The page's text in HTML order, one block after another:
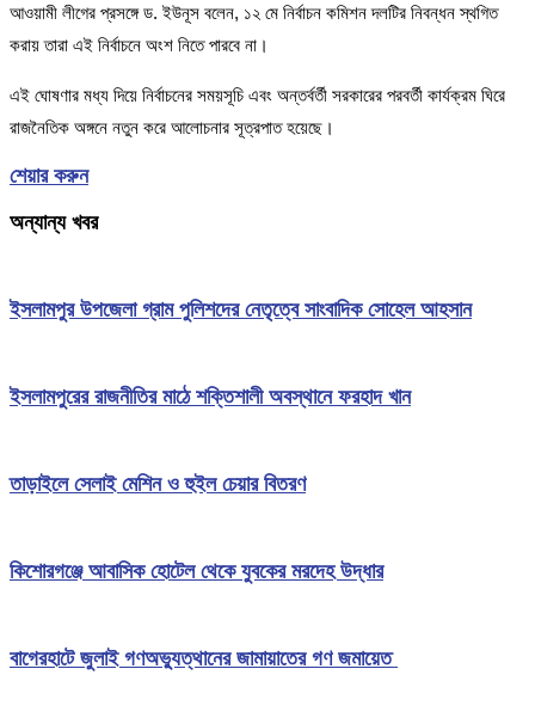
আওয়ামী লীগের প্রসঙ্গে ড. ইউনূস বলেন, ১২ মে নির্বাচন কমিশন দলটির নিবন্ধন স্থগিত
করায় তারা এই নির্বাচনে অংশ নিতে পারবে না।
এই ঘোষণার মধ্য দিয়ে নির্বাচনের সময়সূচি এবং অন্তর্বর্তী সরকারের পরবর্তী কার্যক্রম ঘিরে
রাজনৈতিক অঙ্গনে নতুন করে আলোচনার সূত্রপাত হয়েছে।
শেয়ার করুন
অন্যান্য খবর
ইসলামপুর উপজেলা গ্রাম পুলিশদের নেতৃত্বে সাংবাদিক সোহেল আহসান
ইসলামপুরের রাজনীতির মাঠে শক্তিশালী অবস্থানে ফরহাদ খান
তাড়াইলে সেলাই মেশিন ও হুইল চেয়ার বিতরণ
কিশোরগঞ্জে আবাসিক হোটেল থেকে যুবকের মরদেহ উদ্ধার
বাগেরহাটে জুলাই গণঅভ্যুত্থানের জামায়াতের গণ জমায়েত